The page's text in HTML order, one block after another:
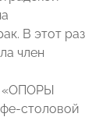
В этот раз
член
«ОПОРЫ
столовой